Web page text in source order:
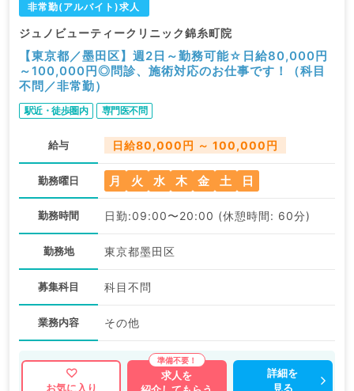
非常勤(アルバイト)求人
ジュノビューティークリニック錦糸町院
【東京都／墨田区】週2日～勤務可能☆日給80,000円
～100,000円◎問診、施術対応のお仕事です！（科目
不問／非常勤）
駅近・徒歩圏内 専門医不問
給与 日給80,000円 ～ 100,000円
勤務曜日 月 火 水 木 金 土 日
勤務時間 日勤:09:00〜20:00 (休憩時間: 60分)
勤務地 東京都墨田区
募集科目 科目不問
業務内容 その他
お気に入り
求人を
詳細を
見る